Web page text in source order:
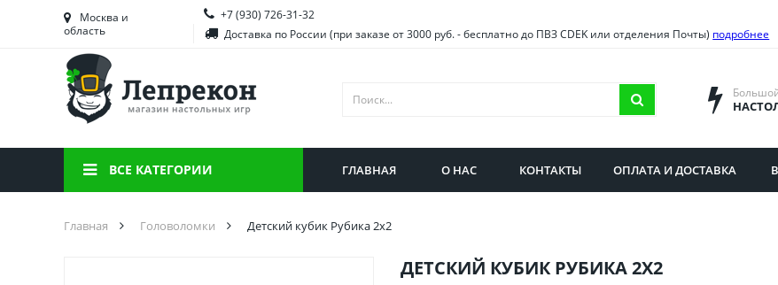
Башкортостан
Брянская область
Вологодская область
Воронежская область
Иркутская область
Саратовская область
Москва и
область
+7 (930) 726-31-32
Доставка по России (при заказе от 3000 руб. - бесплатно до ПВЗ CDEK или отделения Почты) подробнее
ВСЕ КАТЕГОРИИ ГЛАВНАЯ О НАС КОНТАКТЫ ОПЛАТА И ДОСТАВКА
Главная Головоломки Детский кубик Рубика 2х2
ДЕТСКИЙ КУБИК РУБИКА 2Х2